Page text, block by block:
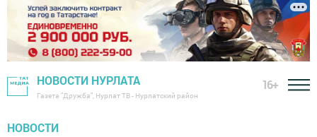
НОВОСТИ НУРЛАТА
Газета "Дружба", Нурлат ТВ - Нурлатский район
16+
НОВОСТИ